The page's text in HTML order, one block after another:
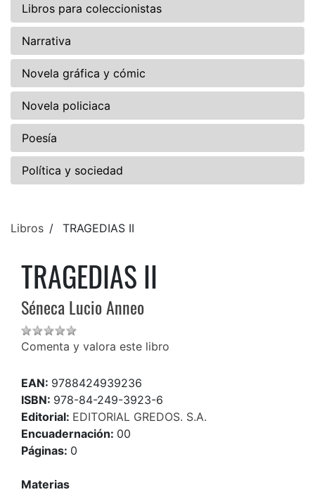
Libros para coleccionistas
Narrativa
Novela gráfica y cómic
Novela policiaca
Poesía
Política y sociedad
Libros TRAGEDIAS II
TRAGEDIAS II
Séneca Lucio Anneo
Comenta y valora este libro
EAN: 9788424939236
ISBN: 978-84-249-3923-6
Editorial: EDITORIAL GREDOS. S.A.
Encuadernación: 00
Páginas: 0
Materias